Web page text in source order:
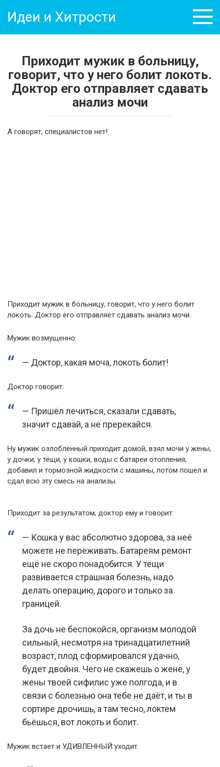
контенту
Идеи и Хитрости
Приходит мужик в больницу,
говорит, что у него болит локоть.
Доктор его отправляет сдавать
анализ мочи
А говорят, специалистов нет!
Приходит мужик в больницу, говорит, что у него болит
локоть. Доктор его отправляет сдавать анализ мочи.
Мужик возмущенно:
— Доктор, какая моча, локоть болит!
Доктор говорит:
— Пришёл лечиться, сказали сдавать,
значит сдавай, а не пререкайся.
Ну мужик озлобленный приходит домой, взял мочи у жены,
у дочки, у тёщи, у кошки, воды с батареи отопления,
добавил и тормозной жидкости с машины, потом пошел и
сдал всю эту смесь на анализы.
Приходит за результатом, доктор ему и говорит:
— Кошка у вас абсолютно здорова, за неё
можете не переживать. Батареям ремонт
ещё не скоро понадобится. У тёщи
развивается страшная болезнь, надо
делать операцию, дорого и только за
границей.
За дочь не беспокойся, организм молодой
сильный, несмотря на тринадцатилетний
возраст, плод сформировался удачно,
будет двойня. Чего не скажешь о жене, у
жены твоей сифилис уже полгода, и в
связи с болезнью она тебе не даёт, и ты в
сортире дрочишь, а там тесно, локтем
бьёшься, вот локоть и болит.
Мужик встает и УДИВЛЕННЫЙ уходит.